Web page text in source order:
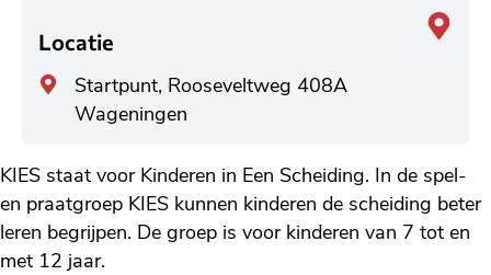
Locatie
Algemeen
adres
Startpunt, Rooseveltweg 408A
Wageningen
KIES staat voor Kinderen in Een Scheiding. In de spel-
en praatgroep KIES kunnen kinderen de scheiding beter
leren begrijpen. De groep is voor kinderen van 7 tot en
met 12 jaar.